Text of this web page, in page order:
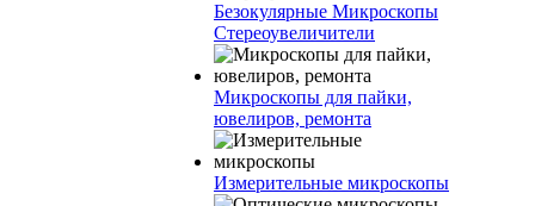
Безокулярные Микроскопы
Стереоувеличители
Микроскопы для пайки,
ювелиров, ремонта
Измерительные микроскопы